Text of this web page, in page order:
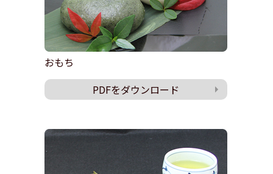
おもち
PDFをダウンロード